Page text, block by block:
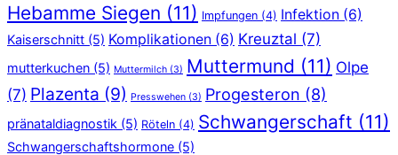
Hebamme Siegen (11) Impfungen (4) Infektion (6)
Kaiserschnitt (5) Komplikationen (6) Kreuztal (7)
mutterkuchen (5) Muttermilch (3) Muttermund (11) Olpe
(7) Plazenta (9) Presswehen (3) Progesteron (8)
pränataldiagnostik (5) Röteln (4) Schwangerschaft (11)
Schwangerschaftshormone (5)